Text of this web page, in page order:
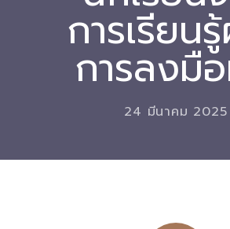
-- หนังสือและเอกสาร
-- กฎหมาย
---- เจตนารมณ์ของ พ.ร.บ.
---- พ.ร.บ. และอนุบัญญัติ
ศึกษา พ.ศ. 252 พ.ศ. 2569
การเรียน
การลงมื
24 มีนาคม 2025